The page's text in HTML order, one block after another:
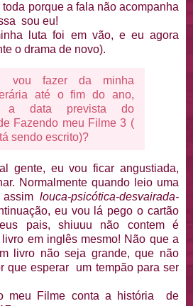
porque a fala não acompanha
sou eu!
luta foi em vão, e eu agora
o drama de novo).
vou fazer da minha
até o fim do ano,
a data prevista do
Fazendo meu Filme 3 (
sendo escrito)?
gente, eu vou ficar angustiada,
Normalmente quando leio uma
louca-psicótica-desvairada-
eu vou lá pego o cartão
pais, shiuuu não contem é
em inglês mesmo! Não que a
livro não seja grande, que não
que esperar um tempão para ser
meu Filme conta a história de